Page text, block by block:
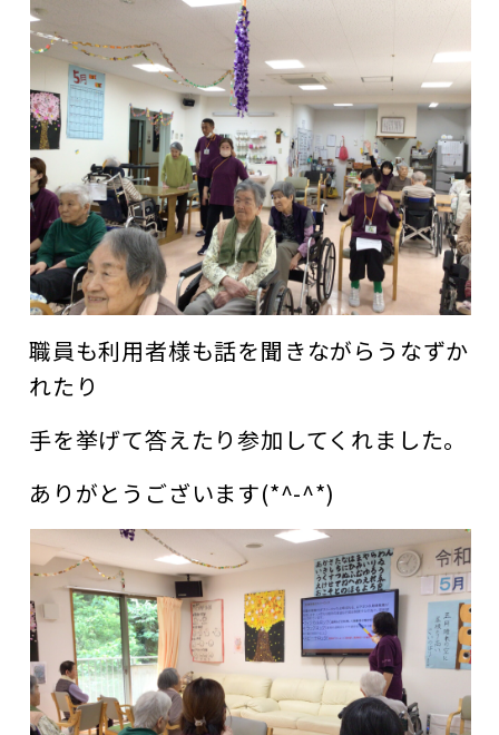
職員も利用者様も話を聞きながらうなずか
れたり
手を挙げて答えたり参加してくれました。
ありがとうございます(*^-^*)